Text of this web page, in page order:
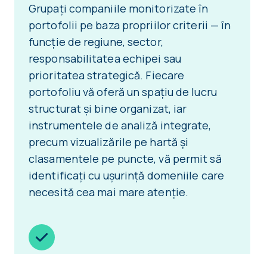
Grupați companiile monitorizate în
portofolii pe baza propriilor criterii — în
funcție de regiune, sector,
responsabilitatea echipei sau
prioritatea strategică. Fiecare
portofoliu vă oferă un spațiu de lucru
structurat și bine organizat, iar
instrumentele de analiză integrate,
precum vizualizările pe hartă și
clasamentele pe puncte, vă permit să
identificați cu ușurință domeniile care
necesită cea mai mare atenție.